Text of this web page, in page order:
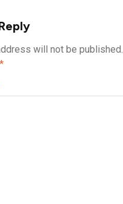
will not be published.
*